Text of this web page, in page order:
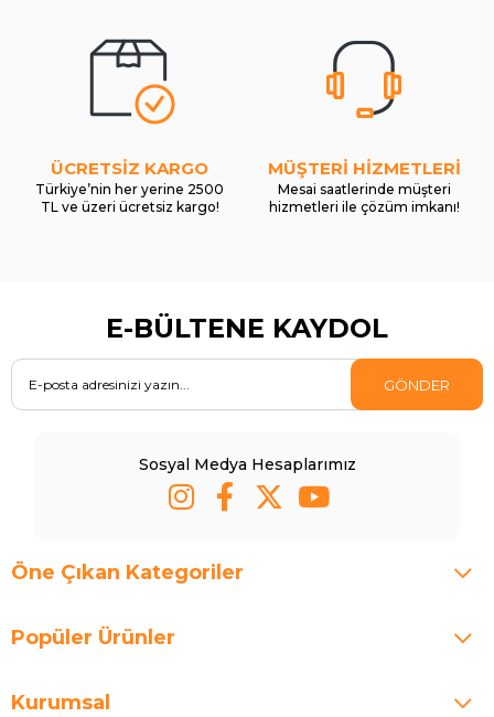
ÜCRETSİZ KARGO
Türkiye’nin her yerine 2500
TL ve üzeri ücretsiz kargo!
MÜŞTERİ HİZMETLERİ
Mesai saatlerinde müşteri
hizmetleri ile çözüm imkanı!
E-BÜLTENE KAYDOL
GÖNDER
Sosyal Medya Hesaplarımız
Öne Çıkan Kategoriler
Popüler Ürünler
Kurumsal